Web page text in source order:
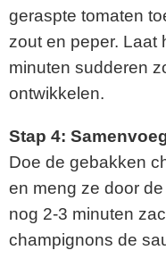
geraspte tomaten
zout en peper. Laat
minuten sudderen
ontwikkelen.
Stap 4:
Doe de gebakken
en meng ze door
nog 2-3 minuten
champignons de